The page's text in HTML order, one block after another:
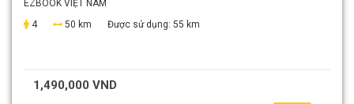
EZBOOK VIỆT NAM
4
50 km Được sử dụng: 55 km
1,490,000 VND